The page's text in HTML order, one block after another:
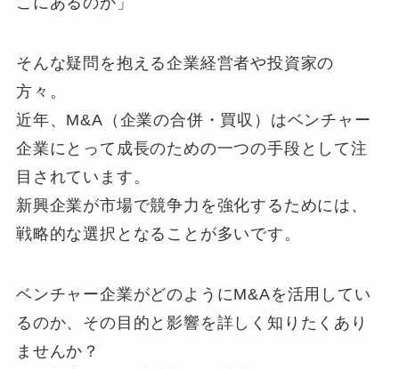
そんな疑問を抱える企業経営者や投資家の
方々。
近年、M&A（企業の合併・買収）はベンチャー
企業にとって成長のための一つの手段として注
目されています。
新興企業が市場で競争力を強化するためには、
戦略的な選択となることが多いです。
ベンチャー企業がどのようにM&Aを活用してい
るのか、その目的と影響を詳しく知りたくあり
ませんか？